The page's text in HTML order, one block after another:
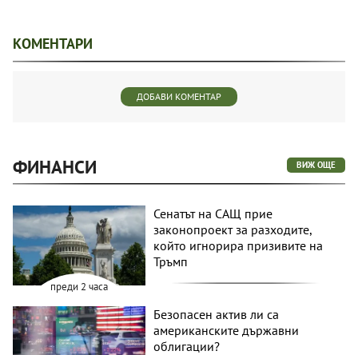
КОМЕНТАРИ
ДОБАВИ КОМЕНТАР
ФИНАНСИ ВИЖ ОЩЕ
преди 2 часа
Сенатът на САЩ прие
законопроект за разходите,
който игнорира призивите на
Тръмп
Безопасен актив ли са
американските държавни
облигации?